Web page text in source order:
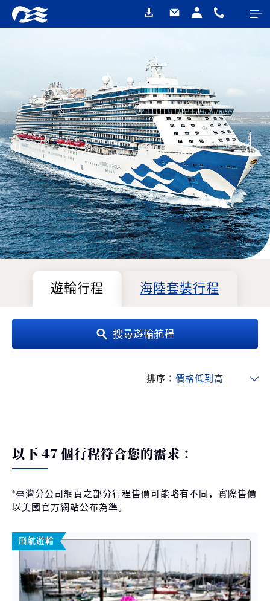
遊輪行程 海陸套裝行程
搜尋遊輪航程
排序：
以下 47 個行程符合您的需求：
*臺灣分公司網頁之部分行程售價可能略有不同，實際售價
以美國官方網站公布為準。
飛航遊輪